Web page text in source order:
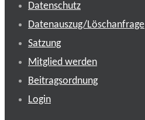
Datenschutz
Datenauszug/Löschanfrage
Satzung
Mitglied werden
Beitragsordnung
Login